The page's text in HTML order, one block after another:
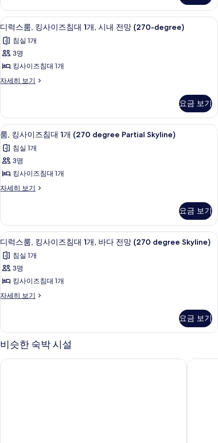
1
개,
부
분
바
다
전
사
진
모
두
보
기
즈
침
대
개,
부
바
다
전
자
히
보
기
디
럭
스
룸,
킹
사
즈
침
대
개,
시
내
(270-
degree)
사
진
모
두
보
디럭스룸, 킹사이즈침대 1개, 시내 전
3
디럭스룸, 킹사이즈침대 1개, 시내 전망 (270-degree)
침실 1개
3명
킹사이즈침대 1개
자세히 보기
디
킹
사
이
즈
침
대
개,
시
내
(270-
자
세
히
보
기
요금 보기
룸,
킹
사
이
즈
침
1
개
(270
degree
Partial
Skyline)
사
진
두
보
기
룸, 킹사이즈침대 1개 (270 degree
3
룸, 킹사이즈침대 1개 (270 degree Partial Skyline)
침실 1개
3명
킹사이즈침대 1개
자세히 보기
룸,
즈
침
대
개
(270
Partial
Skyline)
자
보
요금 보기
디
럭
스
룸,
킹
사
즈
침
대
1
디럭스룸, 킹사이즈침대 1개, 바다 전
2
디럭스룸, 킹사이즈침대 1개, 바다 전망 (270 degree Skyline)
침실 1개
3명
킹사이즈침대 1개
자세히 보기
디
킹
이
침
요금 보기
비슷한 숙박 시설
샹그릴라 칭다오 홀리데